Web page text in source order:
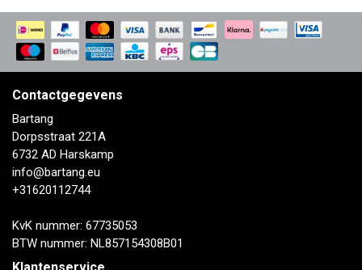
Contactgegevens
Bartang
Dorpsstraat 221A
6732 AD Harskamp
info@bartang.eu
+31620112744
KvK nummer: 67735053
BTW nummer: NL857154308B01